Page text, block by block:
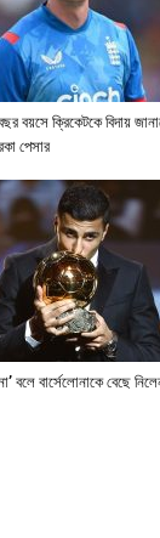
বয়সে ক্রিকেটকে বিদায়
পেসার
বলে বার্সেলোনাকে বেছে